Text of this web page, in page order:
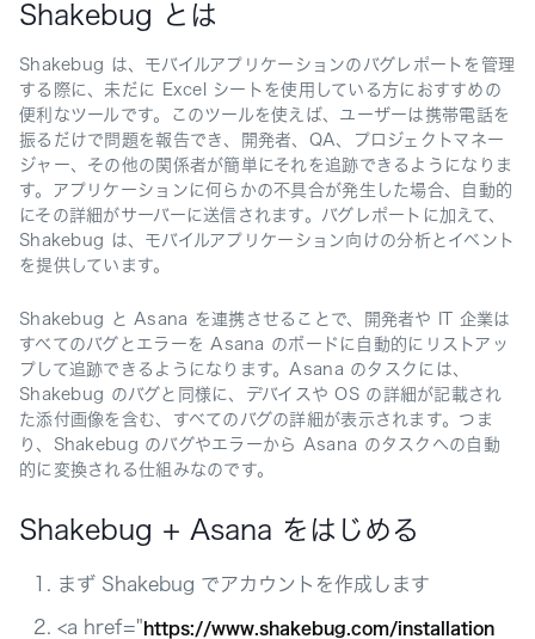
Shakebug とは
Shakebug は、モバイルアプリケーションのバグレポートを管理
する際に、未だに Excel シートを使用している方におすすめの
便利なツールです。このツールを使えば、ユーザーは携帯電話を
振るだけで問題を報告でき、開発者、QA、プロジェクトマネー
ジャー、その他の関係者が簡単にそれを追跡できるようになりま
す。アプリケーションに何らかの不具合が発生した場合、自動的
にその詳細がサーバーに送信されます。バグレポートに加えて、
Shakebug は、モバイルアプリケーション向けの分析とイベント
を提供しています。
Shakebug と Asana を連携させることで、開発者や IT 企業は
すべてのバグとエラーを Asana のボードに自動的にリストアッ
プして追跡できるようになります。Asana のタスクには、
Shakebug のバグと同様に、デバイスや OS の詳細が記載され
た添付画像を含む、すべてのバグの詳細が表示されます。つま
り、Shakebug のバグやエラーから Asana のタスクへの自動
的に変換される仕組みなのです。
Shakebug + Asana をはじめる
まず Shakebug でアカウントを作成します
<a href=" https://www.shakebug.com/installation